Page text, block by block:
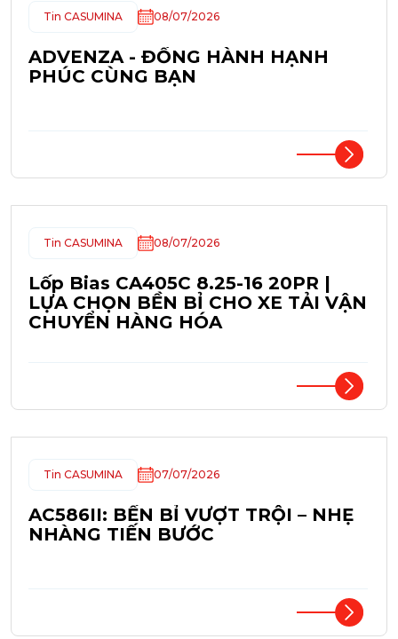
Tin CASUMINA 08/07/2026
ADVENZA - ĐỒNG HÀNH HẠNH
PHÚC CÙNG BẠN
Tin CASUMINA 08/07/2026
Lốp Bias CA405C 8.25-16 20PR |
LỰA CHỌN BỀN BỈ CHO XE TẢI VẬN
CHUYỂN HÀNG HÓA
Tin CASUMINA 07/07/2026
AC586II: BỀN BỈ VƯỢT TRỘI – NHẸ
NHÀNG TIẾN BƯỚC